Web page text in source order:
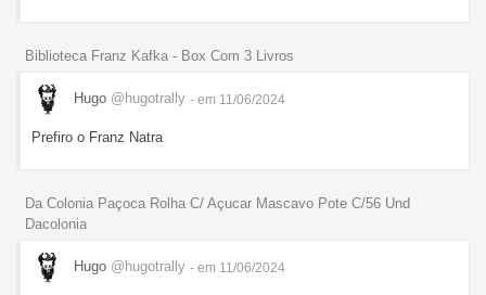
Biblioteca Franz Kafka - Box Com 3 Livros
Hugo @hugotrally - em 11/06/2024
Prefiro o Franz Natra
Da Colonia Paçoca Rolha C/ Açucar Mascavo Pote C/56 Und
Dacolonia
Hugo @hugotrally - em 11/06/2024